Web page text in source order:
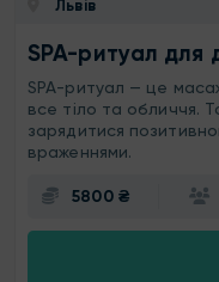
Львів
SPA-ритуал для
SPA-ритуал — це
все тіло та обличчя.
зарядитися
враженнями.
5800 ₴